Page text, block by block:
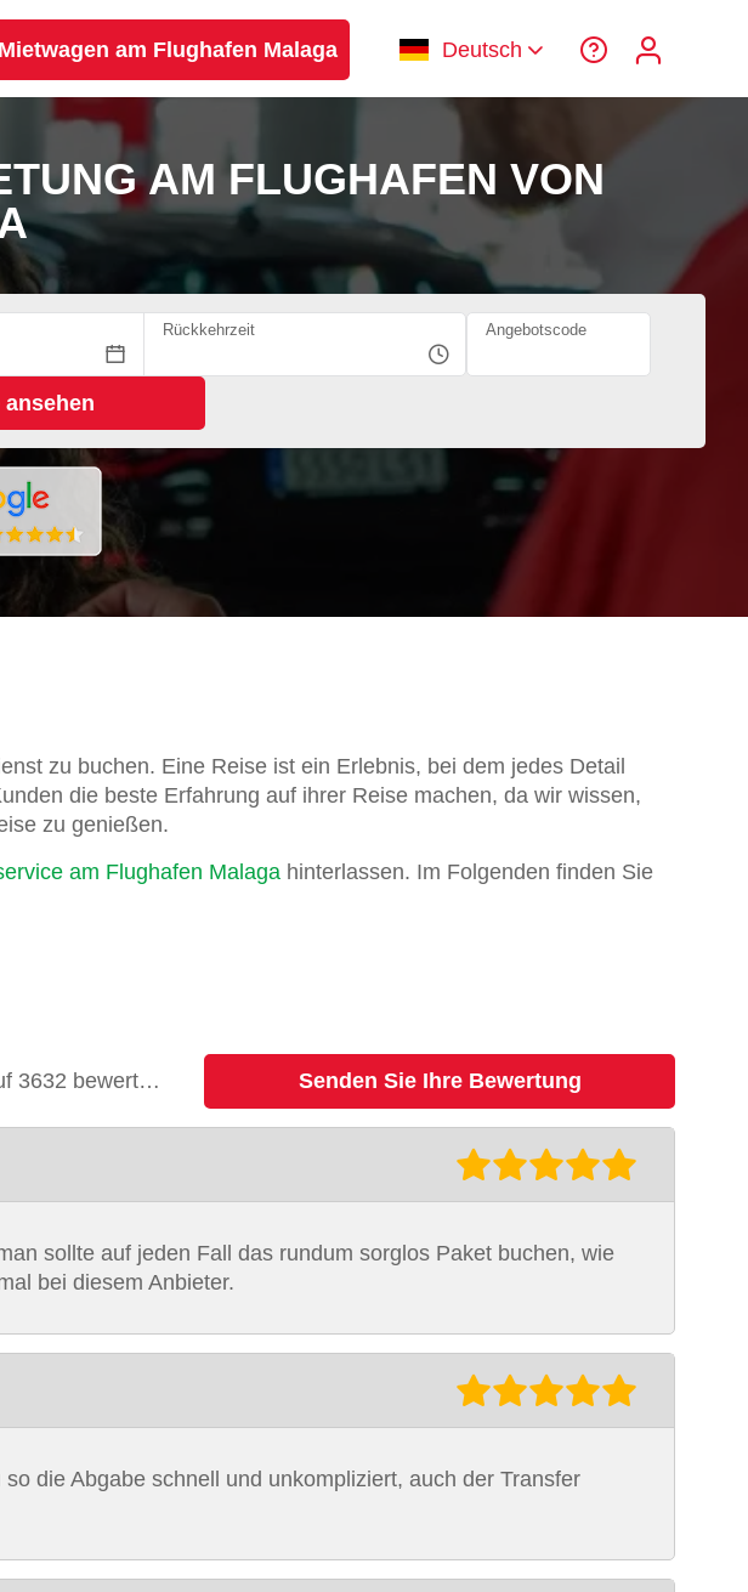
Mietwagen am Flughafen Malaga Deutsch
AM FLUGHAFEN VON
Rückkehrzeit Angebotscode
zu buchen. Eine Reise ist ein Erlebnis, bei dem jedes Detail
die beste Erfahrung auf ihrer Reise machen, da wir wissen,
zu genießen.
am Flughafen Malaga hinterlassen. Im Folgenden finden Sie
3632 bewertungen. Senden Sie Ihre Bewertung
sollte auf jeden Fall das rundum sorglos Paket buchen, wie
bei diesem Anbieter.
die Abgabe schnell und unkompliziert, auch der Transfer